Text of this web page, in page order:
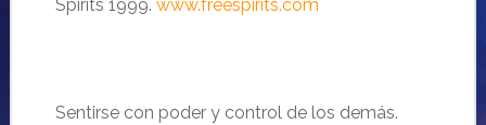
Spirits 1999. www.freespirits.com
Sentirse con poder y control de los demás.